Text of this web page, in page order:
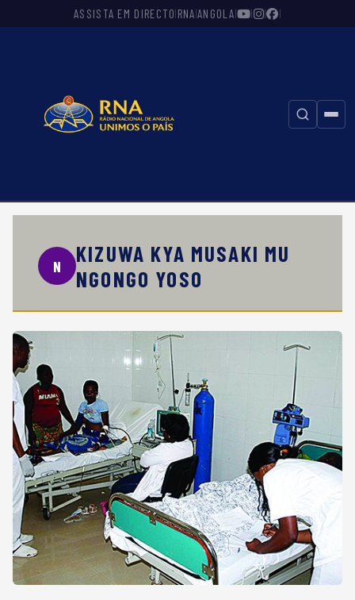
ASSISTA EM DIRECTO|RNA|ANGOLA| | | |
⚲
N
KIZUWA KYA MUSAKI MU
NGONGO YOSO